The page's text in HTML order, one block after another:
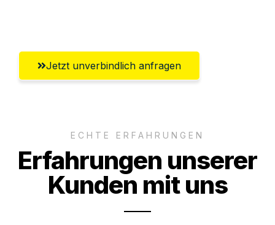
Jetzt unverbindlich anfragen
ECHTE ERFAHRUNGEN
Erfahrungen unserer
Kunden mit uns